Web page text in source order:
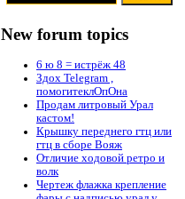
New forum topics
6 ю 8 = истрёж 48
Здох Telegram ,
помогитеклОпОна
Продам литровый Урал
кастом!
Крышку переднего гтц или
гтц в сборе Вояж
Отличие ходовой ретро и
волк
Чертеж флажка крепление